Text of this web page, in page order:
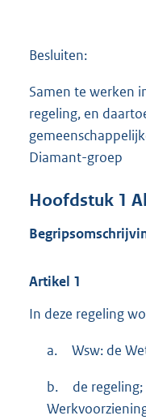
Besluiten:
Samen te werken
regeling, en
Diamant-groep
Hoofdstuk 1
Artikel 1
In deze regeling
a. Wsw: de
b.
de